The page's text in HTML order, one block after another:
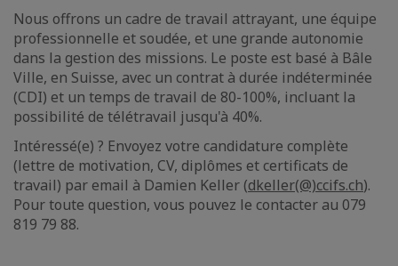
Nous offrons un cadre de travail attrayant, une équipe
professionnelle et soudée, et une grande autonomie
dans la gestion des missions. Le poste est basé à Bâle
Ville, en Suisse, avec un contrat à durée indéterminée
(CDI) et un temps de travail de 80-100%, incluant la
possibilité de télétravail jusqu'à 40%.
Intéressé(e) ? Envoyez votre candidature complète
(lettre de motivation, CV, diplômes et certificats de
travail) par email à Damien Keller (dkeller(@)ccifs.ch).
Pour toute question, vous pouvez le contacter au 079
819 79 88.